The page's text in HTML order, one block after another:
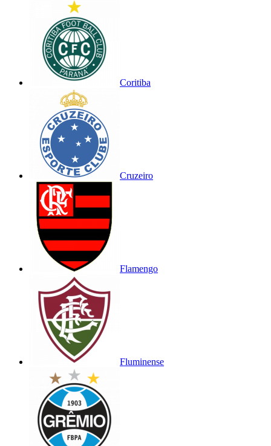
Coritiba
Cruzeiro
Flamengo
Fluminense